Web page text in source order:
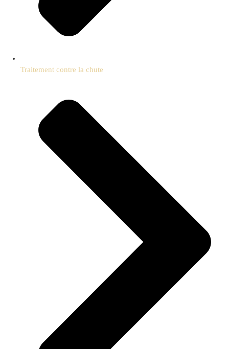
Traitement contre la chute